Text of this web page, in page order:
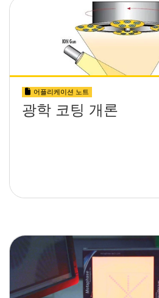
어플리케이션 노트
광학 코팅 개론